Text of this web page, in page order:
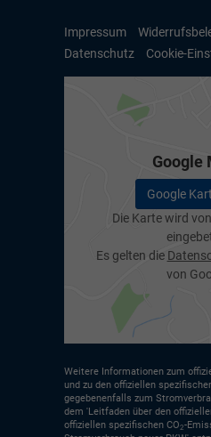
Impressum
Datenschutz
Cookie-
Google
Google
Die Karte wird
Es gelten die
von
Weitere Informationen zum
und zu den offiziellen
gegebenenfalls zum
dem 'Leitfaden über den
offiziellen spezifischen CO2-